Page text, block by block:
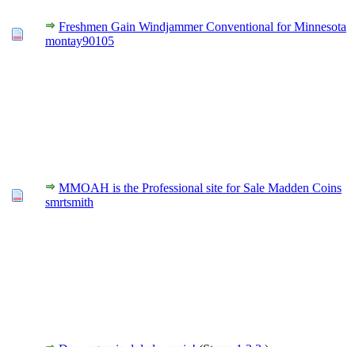
Freshmen Gain Windjammer Conventional for Minnesota
montay90105
MMOAH is the Professional site for Sale Madden Coins
smrtsmith